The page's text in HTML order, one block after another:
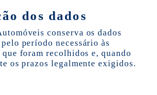
dos dados
conserva os dados
período necessário às
foram recolhidos e, quando
os prazos legalmente exigidos.